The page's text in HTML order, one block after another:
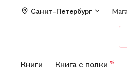
Санкт-Петербург
Книги Книга с полки %